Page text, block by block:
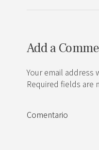
Add a
Your email
Required fields are
Comentario